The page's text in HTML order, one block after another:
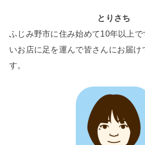
とりさち
ふじみ野市に住み始めて10年以上
いお店に足を運んで皆さんにお届け
す。